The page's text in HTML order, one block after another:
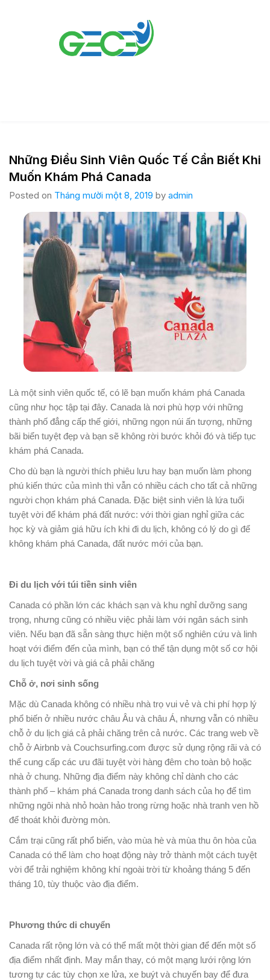
Những Điều Sinh Viên Quốc Tế Cần Biết Khi
Muốn Khám Phá Canada
Posted on Tháng mười một 8, 2019 by admin
Là một sinh viên quốc tế, có lẽ bạn muốn khám phá Canada
cũng như học tập tại đây. Canada là nơi phù hợp với những
thành phố đẳng cấp thế giới, những ngọn núi ấn tượng, những
bãi biển tuyệt đẹp và bạn sẽ không rời bước khỏi đó và tiếp tục
khám phá Canada.
Cho dù bạn là người thích phiêu lưu hay bạn muốn làm phong
phú kiến thức của mình thì vẫn có nhiều cách cho tất cả những
người chọn khám phá Canada. Đặc biệt sinh viên là lứa tuổi
tuyệt vời để khám phá đất nước: với thời gian nghỉ giữa các
học kỳ và giảm giá hữu ích khi đi du lịch, không có lý do gì để
không khám phá Canada, đất nước mới của bạn.
Đi du lịch với túi tiền sinh viên
Canada có phần lớn các khách sạn và khu nghỉ dưỡng sang
trọng, nhưng cũng có nhiều việc phải làm với ngân sách sinh
viên. Nếu bạn đã sẵn sàng thực hiện một số nghiên cứu và linh
hoạt với điểm đến của mình, bạn có thể tận dụng một số cơ hội
du lịch tuyệt vời và giá cả phải chăng
Chỗ ở, nơi sinh sống
Mặc dù Canada không có nhiều nhà trọ vui vẻ và chi phí hợp lý
phổ biến ở nhiều nước châu Âu và châu Á, nhưng vẫn có nhiều
chỗ ở du lịch giá cả phải chăng trên cả nước. Các trang web về
chỗ ở Airbnb và Couchsurfing.com được sử dụng rộng rãi và có
thể cung cấp các ưu đãi tuyệt vời hàng đêm cho toàn bộ hoặc
nhà ở chung. Những địa điểm này không chỉ dành cho các
thành phố – khám phá Canada trong danh sách của họ để tìm
những ngôi nhà nhỏ hoàn hảo trong rừng hoặc nhà tranh ven hồ
để thoát khỏi đường mòn.
Cắm trại cũng rất phổ biến, vào mùa hè và mùa thu ôn hòa của
Canada có thể làm cho hoạt động này trở thành một cách tuyệt
vời để trải nghiệm không khí ngoài trời từ khoảng tháng 5 đến
tháng 10, tùy thuộc vào địa điểm.
Phương thức di chuyển
Canada rất rộng lớn và có thể mất một thời gian để đến một số
địa điểm nhất định. May mắn thay, có một mạng lưới rộng lớn
tương tự các tùy chọn xe lửa, xe buýt và chuyến bay để đưa